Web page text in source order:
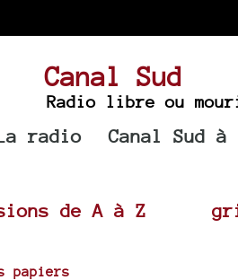
Canal Sud
Radio libre ou
radio Canal Sud à
de A à Z
papiers